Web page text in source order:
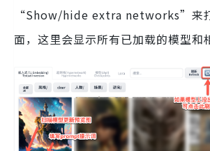
“Show/hide extra networks”来
面，这里会显示所有已加载的模型和